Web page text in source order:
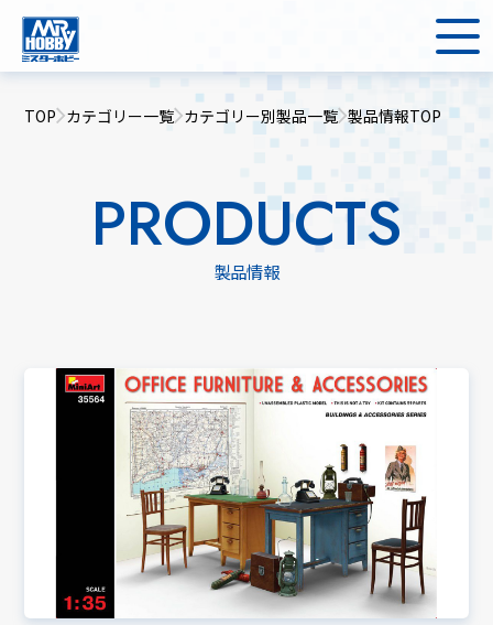
TOP カテゴリー一覧 カテゴリー別製品一覧 製品情報TOP
PRODUCTS
製品情報